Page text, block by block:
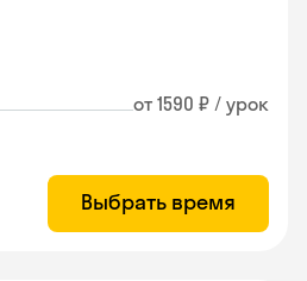
от 1590 ₽ / урок
Выбрать время